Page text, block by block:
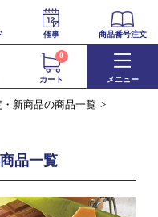
催事 商品番号注文
カート
0
メニュー
・新商品の商品一覧
品一覧